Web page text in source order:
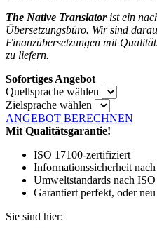
The Native Translatorist ein
Übersetzungsbüro. Wir sind
Finanzübersetzungen mit
zu liefern.
Sofortiges Angebot
Quellsprache wählen
Zielsprache wählen
ANGEBOT BERECHNEN
Mit Qualitätsgarantie!
ISO 17100-zertifiziert
Informationssicherheit
Umweltstandards nach ISO
Garantiert perfekt, oder
Sie sind hier: